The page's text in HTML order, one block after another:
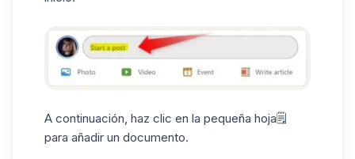
A continuación, haz clic en la pequeña hoja🗒️
para añadir un documento.